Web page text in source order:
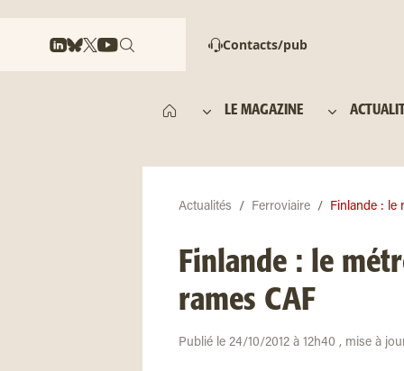
Contacts/pub
LE MAGAZINE
Actualités Ferroviaire Finlande : le
Finlande : le
rames CAF
Publié le 24/10/2012 à 12h40 , mise à